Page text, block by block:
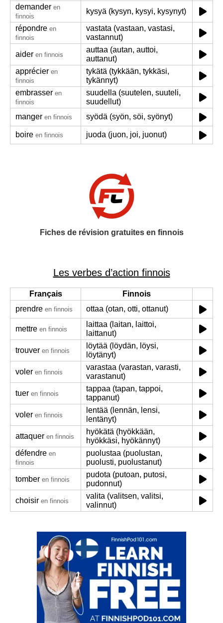
demander en
finnois
kysyä (kysyn, kysyi, kysynyt)
répondre en
finnois
vastata (vastaan, vastasi,
vastannut)
aider en finnois
auttaa (autan, auttoi,
auttanut)
apprécier en
finnois
tykätä (tykkään, tykkäsi,
tykännyt)
embrasser en
finnois
suudella (suutelen, suuteli,
suudellut)
manger en finnois syödä (syön, söi, syönyt)
boire en finnois juoda (juon, joi, juonut)
Fiches de révision gratuites en finnois
Les verbes d’action finnois
Français
Finnois
prendre en finnois ottaa (otan, otti, ottanut)
mettre en finnois
laittaa (laitan, laittoi,
laittanut)
trouver en finnois
löytää (löydän, löysi,
löytänyt)
voler en finnois
varastaa (varastan, varasti,
varastanut)
tuer en finnois
tappaa (tapan, tappoi,
tappanut)
voler en finnois
lentää (lennän, lensi,
lentänyt)
attaquer en finnois
hyökätä (hyökkään,
hyökkäsi, hyökännyt)
défendre en
finnois
puolustaa (puolustan,
puolusti, puolustanut)
tomber en finnois
pudota (putoan, putosi,
pudonnut)
choisir en finnois
valita (valitsen, valitsi,
valinnut)